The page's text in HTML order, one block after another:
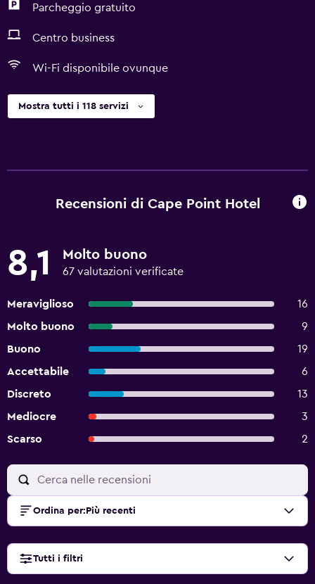
Parcheggio gratuito
Centro business
Wi-Fi disponibile ovunque
Mostra tutti i 118 servizi
Recensioni di Cape Point Hotel
8,1 Molto buono
67 valutazioni verificate
Meraviglioso
16
Molto buono
9
Buono
19
Accettabile
6
Discreto
13
Mediocre
3
Scarso
2
Ordina per: Più recenti
Tutti i filtri